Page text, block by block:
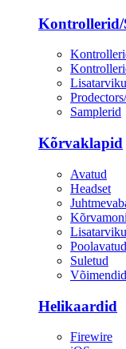
Kontrollerid/
Samplerid
Kõrvaklapid
Avatud
Headset
Poolavatud
Suletud
Võimendid
Helikaardid
Firewire